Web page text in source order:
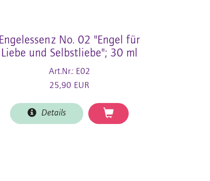
Engelessenz No. 02 "Engel für
Liebe und Selbstliebe"; 30 ml
Art.Nr.: E02
25,90 EUR
Details